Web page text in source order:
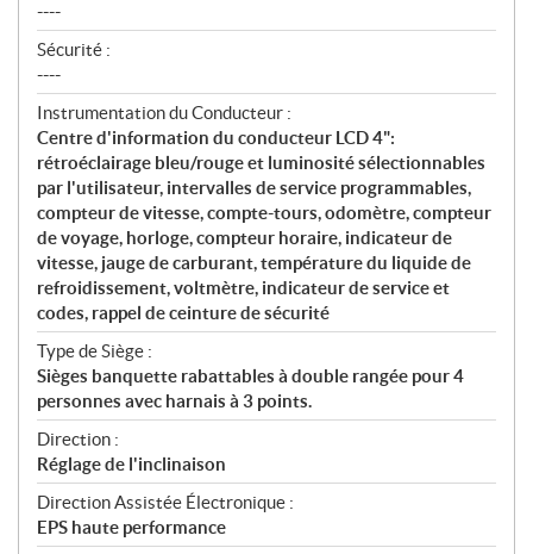
----
Sécurité :
----
Instrumentation du Conducteur :
Centre d'information du conducteur LCD 4":
rétroéclairage bleu/rouge et luminosité sélectionnables
par l'utilisateur, intervalles de service programmables,
compteur de vitesse, compte-tours, odomètre, compteur
de voyage, horloge, compteur horaire, indicateur de
vitesse, jauge de carburant, température du liquide de
refroidissement, voltmètre, indicateur de service et
codes, rappel de ceinture de sécurité
Type de Siège :
Sièges banquette rabattables à double rangée pour 4
personnes avec harnais à 3 points.
Direction :
Réglage de l'inclinaison
Direction Assistée Électronique :
EPS haute performance